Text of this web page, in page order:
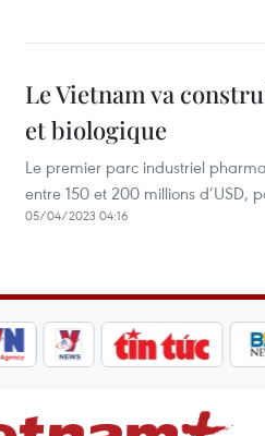
Le Vietnam va
et biologique
Le premier parc industriel
entre 150 et 200 millions d’USD,
05/04/2023 04:16